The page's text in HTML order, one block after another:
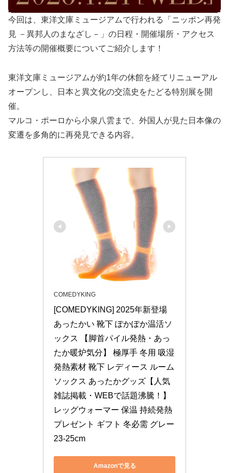
今回は、東洋文庫ミュージアムで行われる「ニッポン再発
見 －異邦人のまなざし－」の日程・開催場所・アクセス
方法等の開催概要についてご紹介します！
東洋文庫ミュージアムが約1年の休館を経てリニューアル
オープンし、日本と異文化の交流史をたどる特別展を開
催。
マルコ・ポーロから小泉八雲まで、外国人が見た日本像の
変遷を多角的に再発見できる内容。
COMEDYKING
[COMEDYKING] 2025年新登場
あったかい 靴下 ぽかぽか温活ソ
ックス 【脚首パイル発熱・あっ
たか暖炉気分】 極厚手 冬用 吸湿
発熱素材 靴下 レディース ルーム
ソックス あったかグッズ【人気
雑誌掲載・WEBで話題沸騰！】
レッグウォーマー 保温 持続発熱
プレゼント ギフト 冬必需 グレー
23-25cm
Amazonで見る